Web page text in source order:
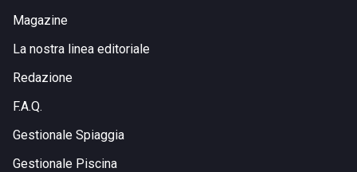
Magazine
La nostra linea editoriale
Redazione
F.A.Q.
Gestionale Spiaggia
Gestionale Piscina